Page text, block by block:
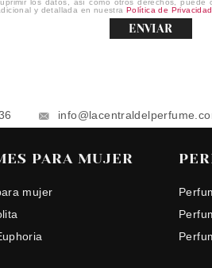
los datos, así como otros derechos, puede
y detallada en nuestra Política de Privacidad
ENVIAR
PARA MUJER
mujer